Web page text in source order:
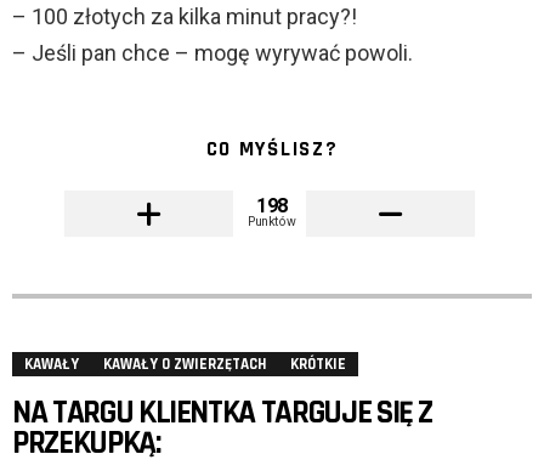
– 100 złotych za kilka minut pracy?!
– Jeśli pan chce – mogę wyrywać powoli.
CO MYŚLISZ?
198
Punktów
KAWAŁY KAWAŁY O ZWIERZĘTACH KRÓTKIE
NA TARGU KLIENTKA TARGUJE SIĘ Z
PRZEKUPKĄ: